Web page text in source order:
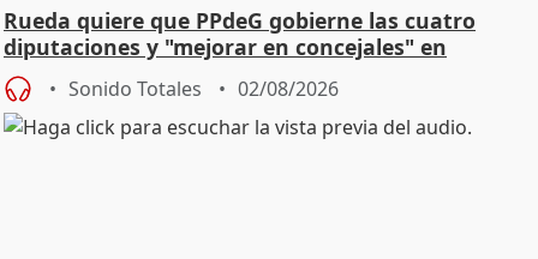
Rueda quiere que PPdeG gobierne las cuatro
diputaciones y "mejorar en concejales" en
ciudades
Sonido Totales 02/08/2026